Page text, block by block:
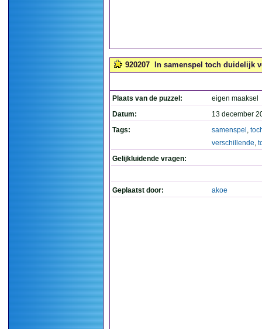
920207 In samenspel toch duidelijk
Plaats van de puzzel:
eigen maaksel
Datum:
13 december
Tags:
samenspel ,
verschillende,
Gelijkluidende vragen:
Geplaatst door: akoe